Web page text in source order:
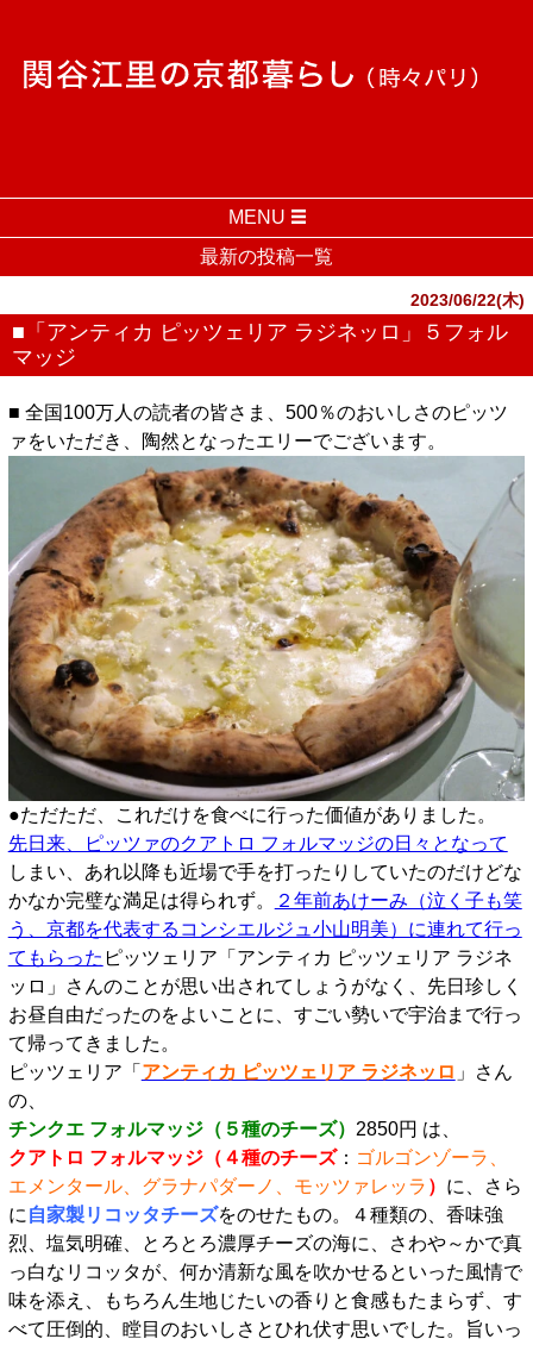
MENU
最新の投稿一覧
2023/06/22(木)
■「アンティカ ピッツェリア ラジネッロ」５フォル
マッジ
■ 全国100万人の読者の皆さま、500％のおいしさのピッツ
ァをいただき、陶然となったエリーでございます。
●ただただ、これだけを食べに行った価値がありました。
先日来、ピッツァのクアトロ フォルマッジの日々となって
しまい、あれ以降も近場で手を打ったりしていたのだけどな
かなか完璧な満足は得られず。
２年前あけーみ（泣く子も笑
う、京都を代表するコンシエルジュ小山明美）に連れて行っ
てもらった ピッツェリア「アンティカ ピッツェリア ラジネ
ッロ」さんのことが思い出されてしょうがなく、先日珍しく
お昼自由だったのをよいことに、すごい勢いで宇治まで行っ
て帰ってきました。
ピッツェリア「 アンティカ ピッツェリア ラジネッロ 」さん
の、
チンクエ フォルマッジ（５種のチーズ） 2850円 は、
クアトロ フォルマッジ（４種のチーズ： ゴルゴンゾーラ、
エメンタール、グラナパダーノ、モッツァレッラ ） に、さら
に 自家製リコッタチーズをのせたもの。４種類の、香味強
烈、塩気明確、とろとろ濃厚チーズの海に、さわや～かで真
っ白なリコッタが、何か清新な風を吹かせるといった風情で
味を添え、もちろん生地じたいの香りと食感もたまらず、す
べて圧倒的、瞠目のおいしさとひれ伏す思いでした。旨いっ